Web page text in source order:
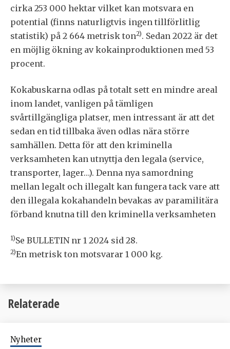
cirka 253 000 hektar vilket kan motsvara en
potential (finns naturligtvis ingen tillförlitlig
statistik) på 2 664 metrisk ton2). Sedan 2022 är det
en möjlig ökning av kokainproduktionen med 53
procent.
Kokabuskarna odlas på totalt sett en mindre areal
inom landet, vanligen på tämligen
svårtillgängliga platser, men intressant är att det
sedan en tid tillbaka även odlas nära större
samhällen. Detta för att den kriminella
verksamheten kan utnyttja den legala (service,
transporter, lager…). Denna nya samordning
mellan legalt och illegalt kan fungera tack vare att
den illegala kokahandeln bevakas av paramilitära
förband knutna till den kriminella verksamheten
1)Se BULLETIN nr 1 2024 sid 28.
2)En metrisk ton motsvarar 1 000 kg.
Relaterade
Nyheter